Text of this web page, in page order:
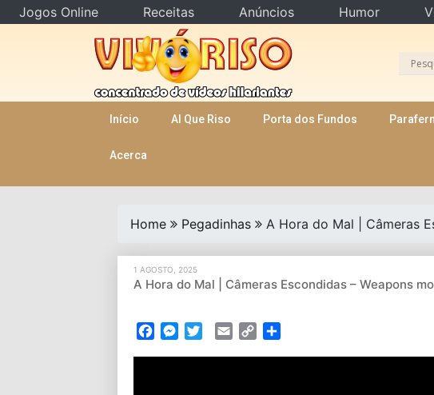
Início AI Que Riso Porta dos Fundos
Acerca
Home Pegadinhas A Hora do Mal | Câmeras
1 AGOSTO, 2025
A Hora do Mal | Câmeras Escondidas – Weapons
FacebookMessenger
TwitterEmail Copy
Jogos Online Receitas Anúncios Humor